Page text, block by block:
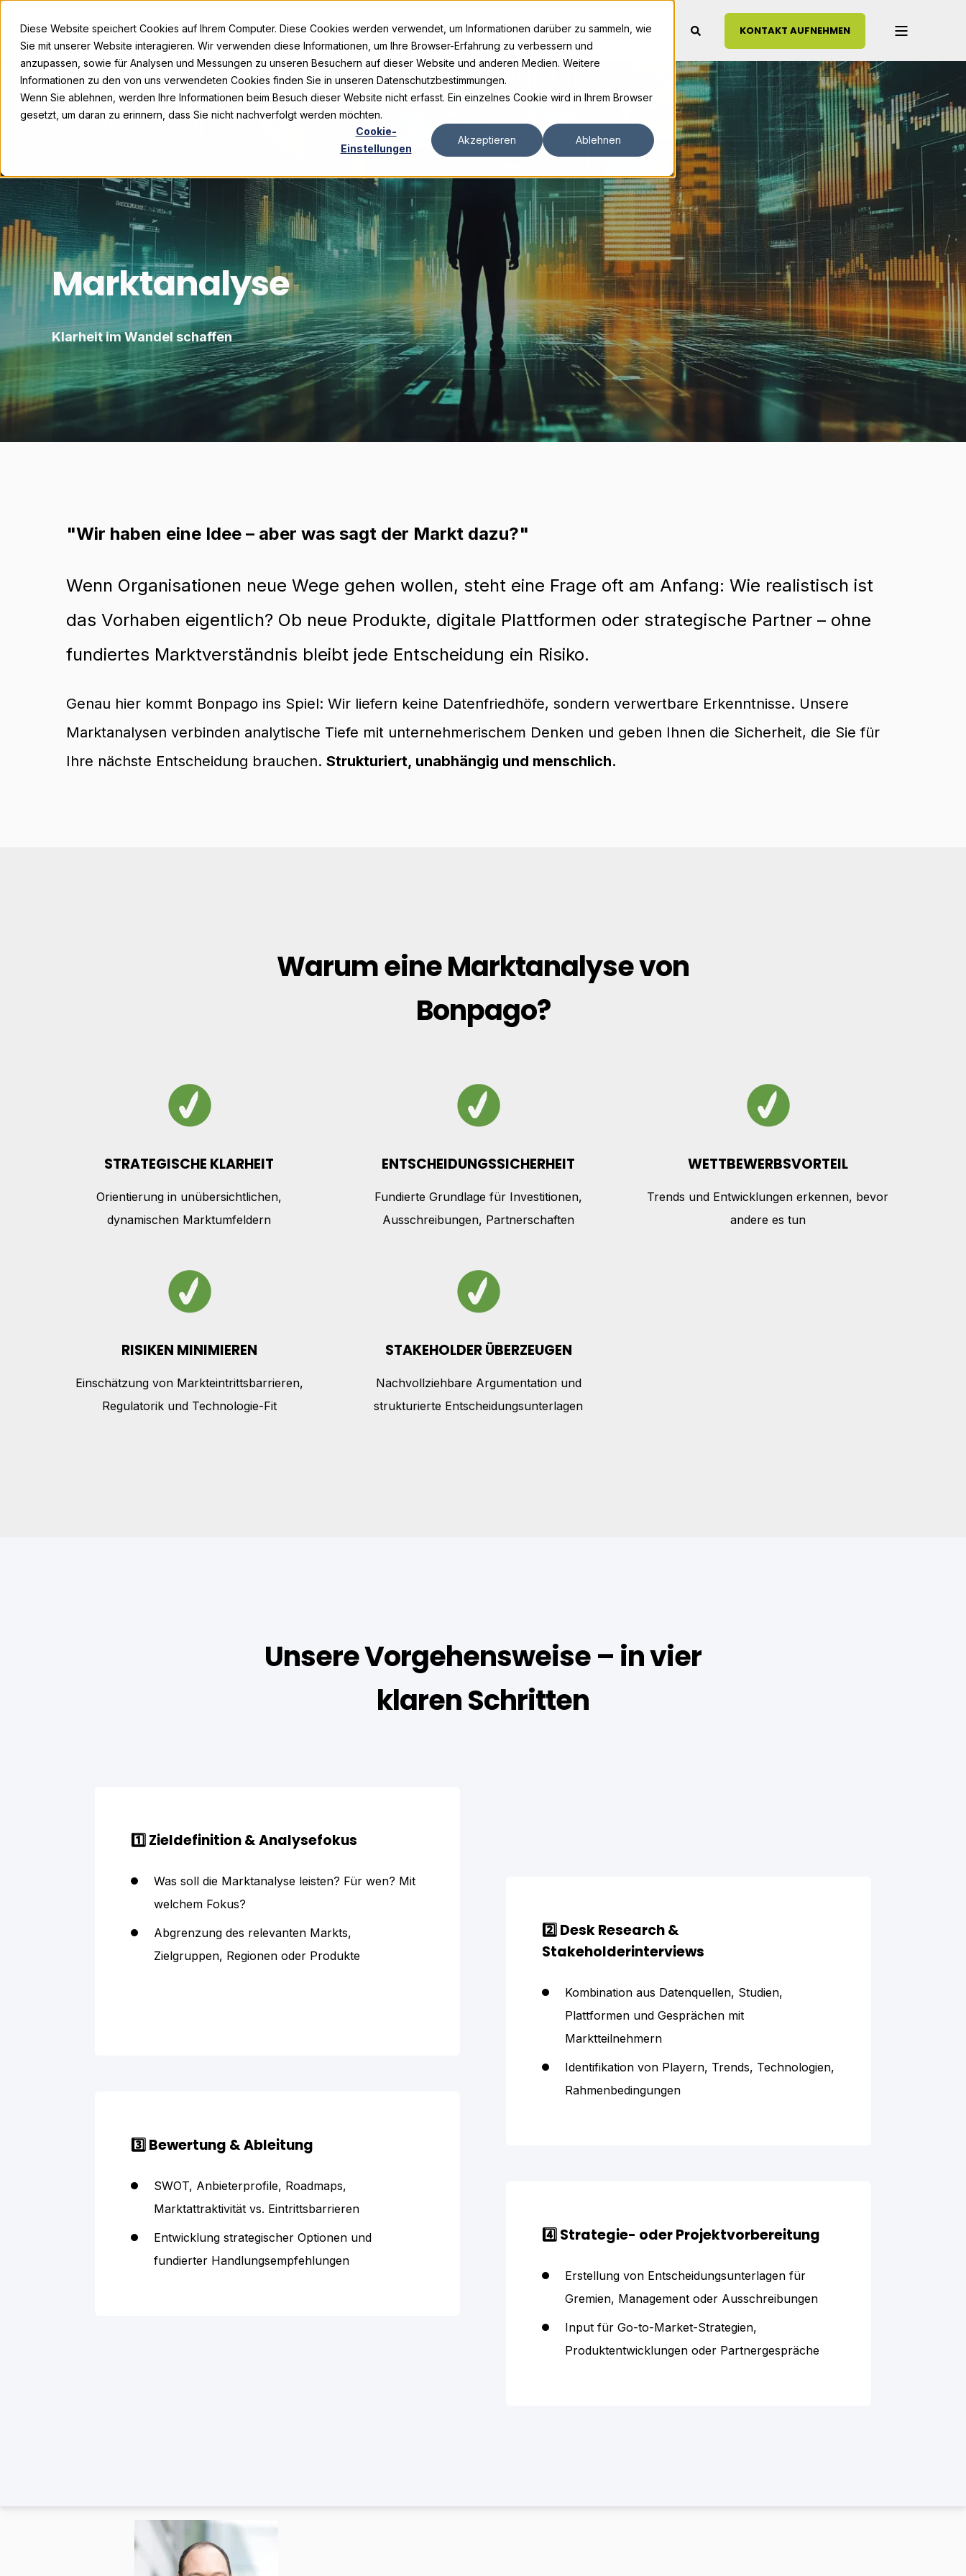
Diese Website speichert Cookies auf Ihrem Computer. Diese Cookies werden verwendet, um Informationen darüber zu sammeln, wie
Sie mit unserer Website interagieren. Wir verwenden diese Informationen, um Ihre Browser-Erfahrung zu verbessern und
anzupassen, sowie für Analysen und Messungen zu unseren Besuchern auf dieser Website und anderen Medien. Weitere
Informationen zu den von uns verwendeten Cookies finden Sie in unseren Datenschutzbestimmungen.
Wenn Sie ablehnen, werden Ihre Informationen beim Besuch dieser Website nicht erfasst. Ein einzelnes Cookie wird in Ihrem Browser
gesetzt, um daran zu erinnern, dass Sie nicht nachverfolgt werden möchten.
Cookie-
Einstellungen
Akzeptieren Ablehnen
KONTAKT AUFNEHMEN
Marktanalyse
Klarheit im Wandel schaffen
"Wir haben eine Idee – aber was sagt der Markt dazu?"
Wenn Organisationen neue Wege gehen wollen, steht eine Frage oft am Anfang: Wie realistisch ist
das Vorhaben eigentlich? Ob neue Produkte, digitale Plattformen oder strategische Partner – ohne
fundiertes Marktverständnis bleibt jede Entscheidung ein Risiko.
Genau hier kommt Bonpago ins Spiel: Wir liefern keine Datenfriedhöfe, sondern verwertbare Erkenntnisse. Unsere
Marktanalysen verbinden analytische Tiefe mit unternehmerischem Denken und geben Ihnen die Sicherheit, die Sie für
Ihre nächste Entscheidung brauchen. Strukturiert, unabhängig und menschlich.
Warum eine Marktanalyse von
Bonpago?
STRATEGISCHE KLARHEIT
Orientierung in unübersichtlichen,
dynamischen Marktumfeldern
ENTSCHEIDUNGSSICHERHEIT
Fundierte Grundlage für Investitionen,
Ausschreibungen, Partnerschaften
WETTBEWERBSVORTEIL
Trends und Entwicklungen erkennen, bevor
andere es tun
RISIKEN MINIMIEREN
Einschätzung von Markteintrittsbarrieren,
Regulatorik und Technologie-Fit
STAKEHOLDER ÜBERZEUGEN
Nachvollziehbare Argumentation und
strukturierte Entscheidungsunterlagen
Unsere Vorgehensweise – in vier
klaren Schritten
1️⃣ Zieldefinition & Analysefokus
Was soll die Marktanalyse leisten? Für wen? Mit
welchem Fokus?
Abgrenzung des relevanten Markts,
Zielgruppen, Regionen oder Produkte
2️⃣ Desk Research &
Stakeholderinterviews
Kombination aus Datenquellen, Studien,
Plattformen und Gesprächen mit
Marktteilnehmern
Identifikation von Playern, Trends, Technologien,
Rahmenbedingungen
3️⃣ Bewertung & Ableitung
SWOT, Anbieterprofile, Roadmaps,
Marktattraktivität vs. Eintrittsbarrieren
Entwicklung strategischer Optionen und
fundierter Handlungsempfehlungen
4️⃣ Strategie- oder Projektvorbereitung
Erstellung von Entscheidungsunterlagen für
Gremien, Management oder Ausschreibungen
Input für Go-to-Market-Strategien,
Produktentwicklungen oder Partnergespräche